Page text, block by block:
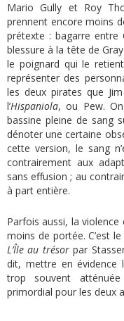
Mario Gully et Roy
prennent encore moins
prétexte : bagarre
blessure à la tête de
le poignard qui le
représenter des
les deux pirates que
l’Hispaniola, ou Pew.
bassine pleine de sang
dénoter une certaine
cette version, le sang
contrairement aux
sans effusion ; au
à part entière.
Parfois aussi, la violence
moins de portée. C’est
L’Île au trésorpar
dit, mettre en évidence
trop souvent
primordial pour les deux